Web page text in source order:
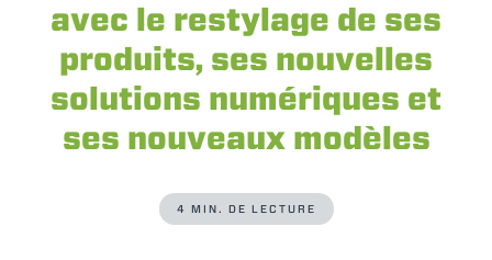
avec le restylage de ses
produits, ses nouvelles
solutions numériques et
ses nouveaux modèles
4 MIN. DE LECTURE